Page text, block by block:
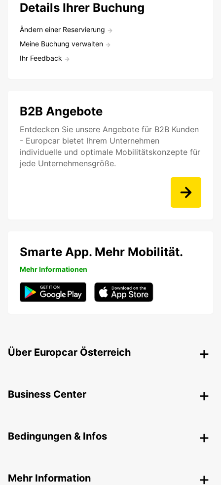
Details Ihrer Buchung
Ändern einer Reservierung
Meine Buchung verwalten
Ihr Feedback
B2B Angebote
Entdecken Sie unsere Angebote für B2B Kunden
- Europcar bietet Ihrem Unternehmen
individuelle und optimale Mobilitätskonzepte für
jede Unternehmensgröße.
Smarte App. Mehr Mobilität.
Mehr Informationen
Über Europcar Österreich
Business Center
Bedingungen & Infos
Mehr Information